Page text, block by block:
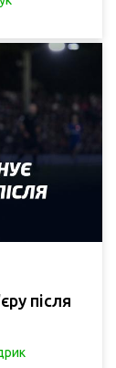
після